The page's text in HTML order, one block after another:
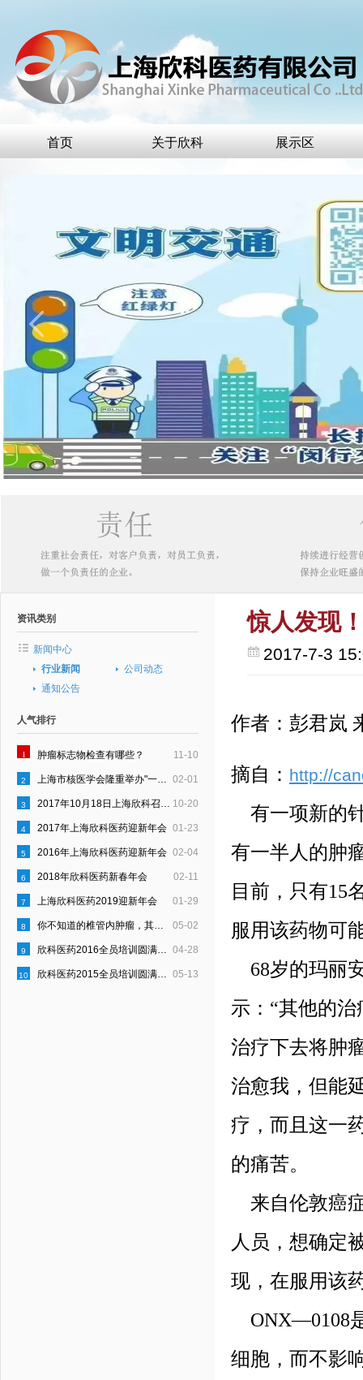
首页 关于欣科 展示区
资讯类别
新闻中心
行业新闻
公司动态
通知公告
人气排行
11-10
1 肿瘤标志物检查有哪些？
02-01
2 上海市核医学会隆重举办"一县一科"建设启动仪式
10-20
3 2017年10月18日上海欣科召开“员工行为约定”宣贯会
01-23
4 2017年上海欣科医药迎新年会
02-04
5 2016年上海欣科医药迎新年会
02-11
6 2018年欣科医药新春年会
01-29
7 上海欣科医药2019迎新年会
05-02
8 你不知道的椎管内肿瘤，其实是这样的！
04-28
9 欣科医药2016全员培训圆满结束
05-13
10 欣科医药2015全员培训圆满结束
惊人发现
2017-7-3
作者：彭君岚
摘自： http://
有一项新的
有一半人的肿
目前，只有15
服用该药物可
68岁的玛丽
示：“其他的
治疗下去将肿
治愈我，但能
疗，而且这一
的痛苦。
来自伦敦癌
人员，想确定
现，在服用该
ONX—0108
细胞，而不影